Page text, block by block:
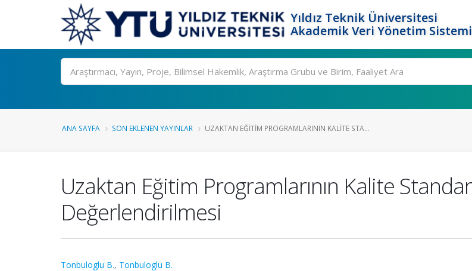
Yıldız Teknik Üniversitesi
Akademik Veri Yönetim Sistemi
Ara
ANA SAYFA SON EKLENEN YAYINLAR UZAKTAN EĞITIM PROGRAMLARININ KALITE STA...
Uzaktan Eğitim Programlarının Kalite
Değerlendirilmesi
Tonbuloglu B., Tonbuloglu B.